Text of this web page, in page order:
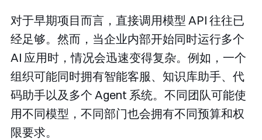
对于早期项目而言，直接调用模型 API 往往已
经足够。然而，当企业内部开始同时运行多个
AI 应用时，情况会迅速变得复杂。例如，一个
组织可能同时拥有智能客服、知识库助手、代
码助手以及多个 Agent 系统。不同团队可能使
用不同模型，不同部门也会拥有不同预算和权
限要求。